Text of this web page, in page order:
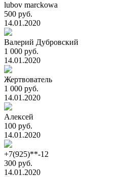
lubov marckowa
500 руб.
14.01.2020
Валерий Дубровский
1 000 руб.
14.01.2020
Жертвователь
1 000 руб.
14.01.2020
Алексей
100 руб.
14.01.2020
+7(925)**-12
300 руб.
14.01.2020